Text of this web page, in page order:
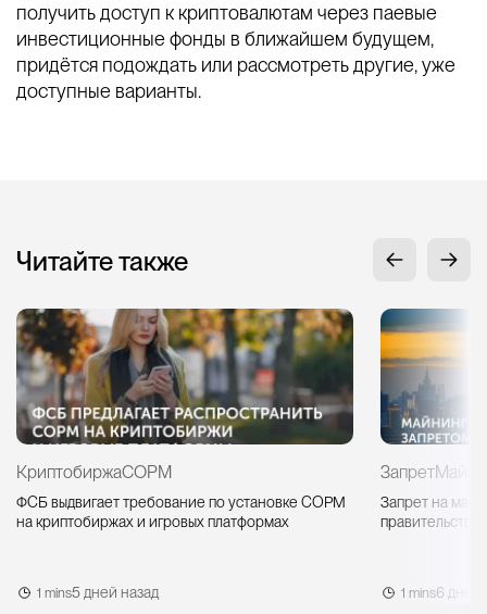
получить доступ к криптовалютам через паевые
инвестиционные фонды в ближайшем будущем,
придётся подождать или рассмотреть другие, уже
доступные варианты.
Читайте также
КриптобиржаСОРМ
ФСБ выдвигает требование по установке СОРМ
на криптобиржах и игровых платформах
1 mins5 дней назад
Запрет
Запрет на
правительство
1 mins6 дней